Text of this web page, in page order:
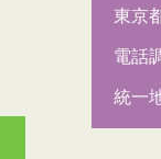
東京
電話
統一